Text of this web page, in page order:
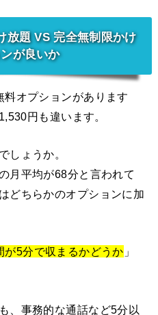
放題 VS 完全無制限かけ
が良いか
オプションがあります
円も違います。
しょうか。
月平均が68分と言われて
どちらかのオプションに加
が5分で収まるかどうか 」
、事務的な通話など5分以